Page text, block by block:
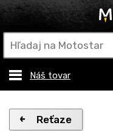
Náš tovar
Reťaze